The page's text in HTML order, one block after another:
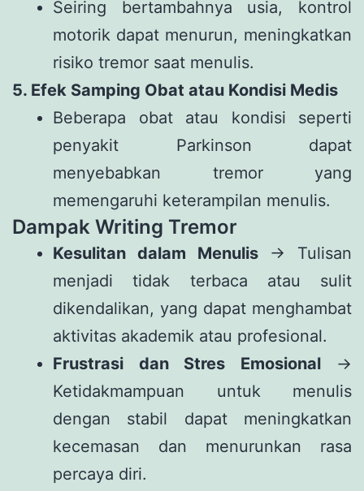
Seiring bertambahnya usia, kontrol
motorik dapat menurun, meningkatkan
risiko tremor saat menulis.
5. Efek Samping Obat atau Kondisi Medis
Beberapa obat atau kondisi seperti
penyakit Parkinson dapat
menyebabkan tremor yang
memengaruhi keterampilan menulis.
Dampak Writing Tremor
Kesulitan dalam Menulis→ Tulisan
menjadi tidak terbaca atau sulit
dikendalikan, yang dapat menghambat
aktivitas akademik atau profesional.
Frustrasi dan Stres Emosional→
Ketidakmampuan untuk menulis
dengan stabil dapat meningkatkan
kecemasan dan menurunkan rasa
percaya diri.